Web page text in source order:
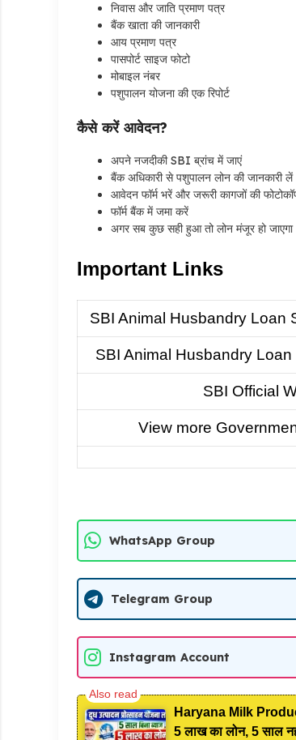
निवास और जाति प्रमाण पत्र
बैंक खाता की जानकारी
आय प्रमाण पत्र
पासपोर्ट साइज फोटो
मोबाइल नंबर
पशुपालन योजना की एक रिपोर्ट
कैसे करें आवेदन?
अपने नजदीकी SBI ब्रांच में जाएं
बैंक अधिकारी से पशुपालन लोन की जानकारी लें
आवेदन फॉर्म भरें और जरूरी कागजों की
फॉर्म बैंक में जमा करें
अगर सब कुछ सही हुआ तो लोन मंजूर हो जाएगा
Important Links
SBI Animal Husbandry Loan
SBI Animal Husbandry
SBI Official
View more
WhatsApp Group
Telegram Group
Instagram Account
Haryana Milk
5 लाख का लोन, 5 साल